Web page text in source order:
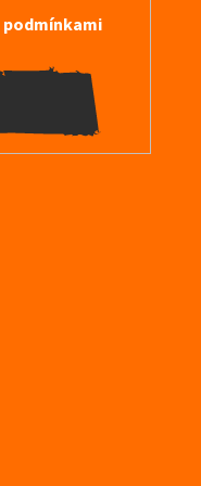
podmínkami